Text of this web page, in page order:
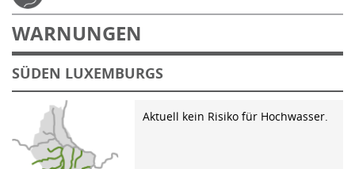
WARNUNGEN
SÜDEN LUXEMBURGS
Aktuell kein Risiko für Hochwasser.